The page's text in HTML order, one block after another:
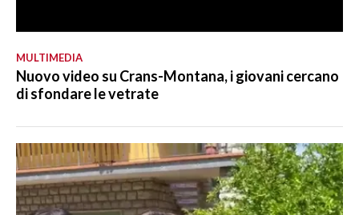
MULTIMEDIA
Nuovo video su Crans-Montana, i giovani cercano
di sfondare le vetrate